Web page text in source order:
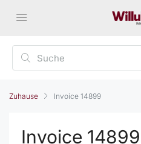
Zuhause Invoice 14899
Invoice 14899